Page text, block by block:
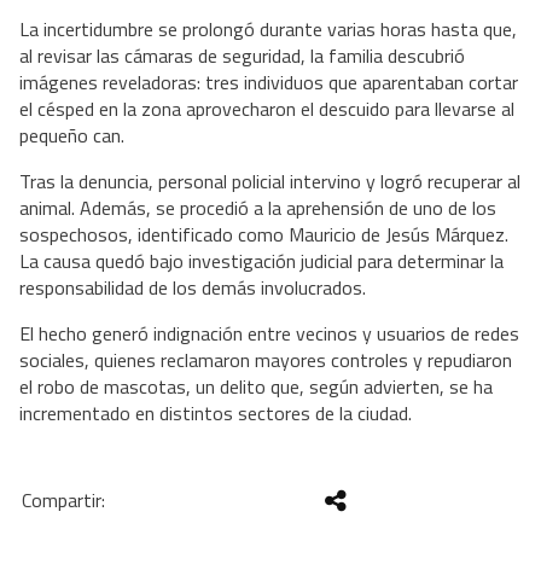
La incertidumbre se prolongó durante varias horas hasta que,
al revisar las cámaras de seguridad, la familia descubrió
imágenes reveladoras: tres individuos que aparentaban cortar
el césped en la zona aprovecharon el descuido para llevarse al
pequeño can.
Tras la denuncia, personal policial intervino y logró recuperar al
animal. Además, se procedió a la aprehensión de uno de los
sospechosos, identificado como Mauricio de Jesús Márquez.
La causa quedó bajo investigación judicial para determinar la
responsabilidad de los demás involucrados.
El hecho generó indignación entre vecinos y usuarios de redes
sociales, quienes reclamaron mayores controles y repudiaron
el robo de mascotas, un delito que, según advierten, se ha
incrementado en distintos sectores de la ciudad.